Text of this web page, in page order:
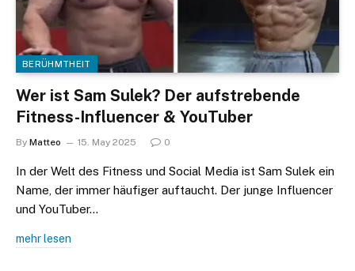
BERÜHMTHEIT
Wer ist Sam Sulek? Der aufstrebende
Fitness-Influencer & YouTuber
By Matteo 15. May 2025 0
In der Welt des Fitness und Social Media ist Sam Sulek ein
Name, der immer häufiger auftaucht. Der junge Influencer
und YouTuber…
mehr lesen